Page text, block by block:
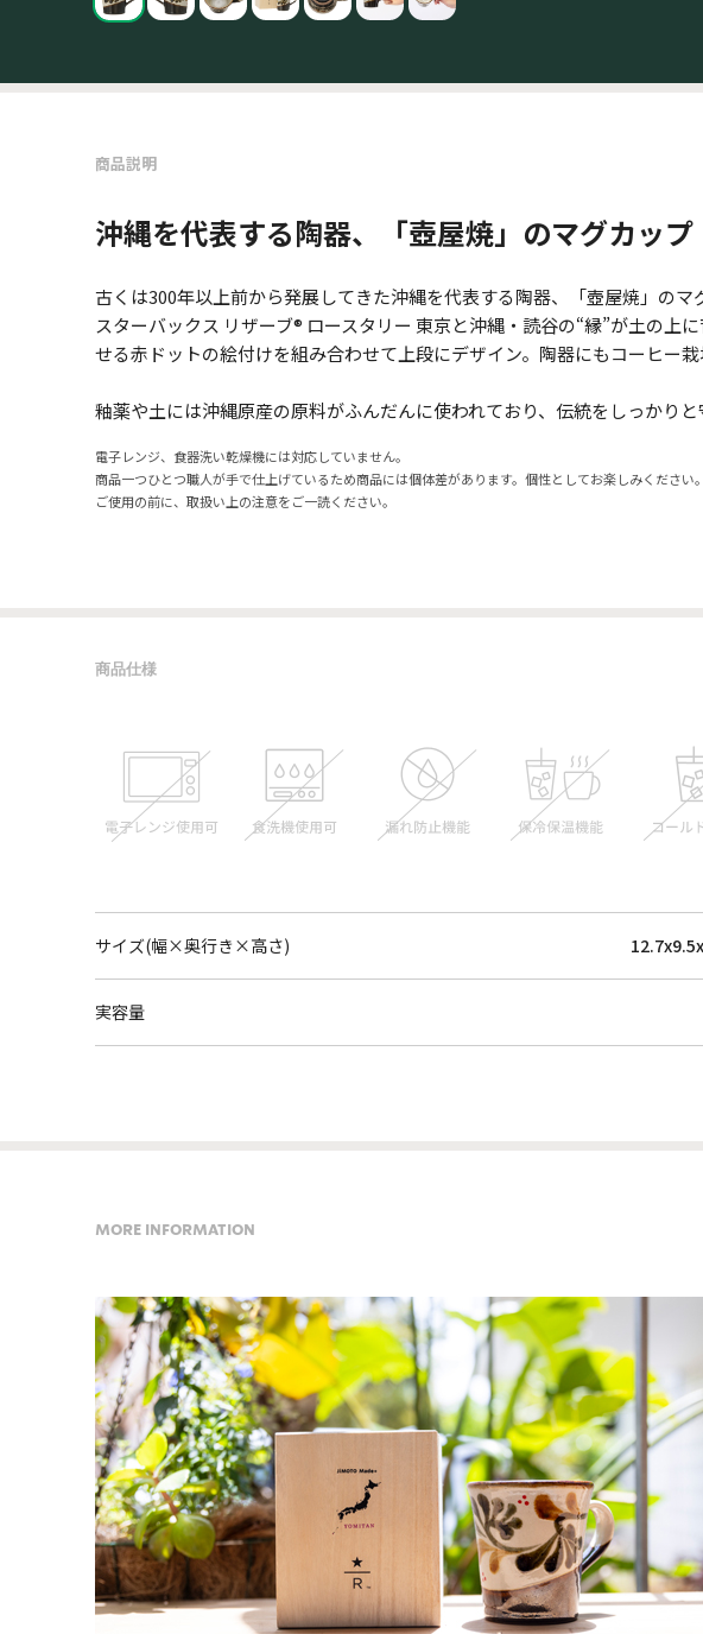
商品説明
沖縄を代表する陶器、「壺屋焼」のマグカップ
古くは300年以上前から発展してきた沖縄を代表する陶器、「壺屋焼」のマ
スターバックス リザーブ® ロースタリー 東京と沖縄・読谷の“縁”が土の
せる赤ドットの絵付けを組み合わせて上段にデザイン。陶器にもコーヒー
釉薬や土には沖縄原産の原料がふんだんに使われており、伝統をしっかり
電子レンジ、食器洗い乾燥機には対応していません。
商品一つひとつ職人が手で仕上げているため商品には個体差があります。個性としてお楽しみください。
ご使用の前に、取扱い上の注意をご一読ください。
商品仕様
サイズ(幅×奥行き×高さ)
実容量
MORE INFORMATION